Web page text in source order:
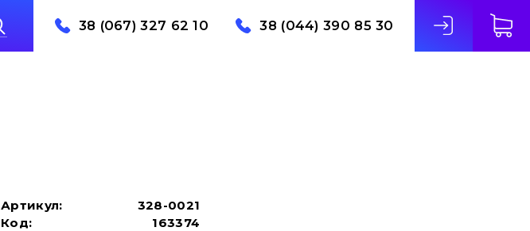
38 (067) 327 62 10 38 (044) 390 85 30
Артикул:
328-0021
Код:
163374